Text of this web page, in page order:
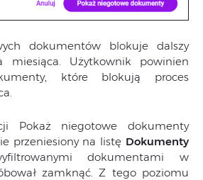
dokumentów blokuje dalszy
miesiąca. Użytkownik powinien
które blokują proces
Pokaż niegotowe dokumenty
przeniesiony na listę Dokumenty
dokumentami w
zamknąć. Z tego poziomu